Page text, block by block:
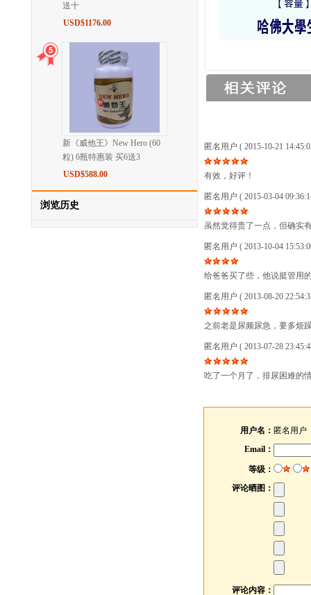
送十
USD$1176.00
新《威他王》New Hero (60
粒) 6瓶特惠装 买6送3
USD$588.00
浏览历史
匿名用户 ( 2015-10-21
有效，好评！
匿名用户 ( 2015-03-04
虽然觉得贵了一点，但确实
匿名用户 ( 2013-10-04
给爸爸买了些，他说挺管用
匿名用户 ( 2013-08-20
之前老是尿频尿急，要多烦
匿名用户 ( 2013-07-28
吃了一个月了，排尿困难的
用户名： 匿名用户
Email：
等级：
评论晒图：
评论内容：